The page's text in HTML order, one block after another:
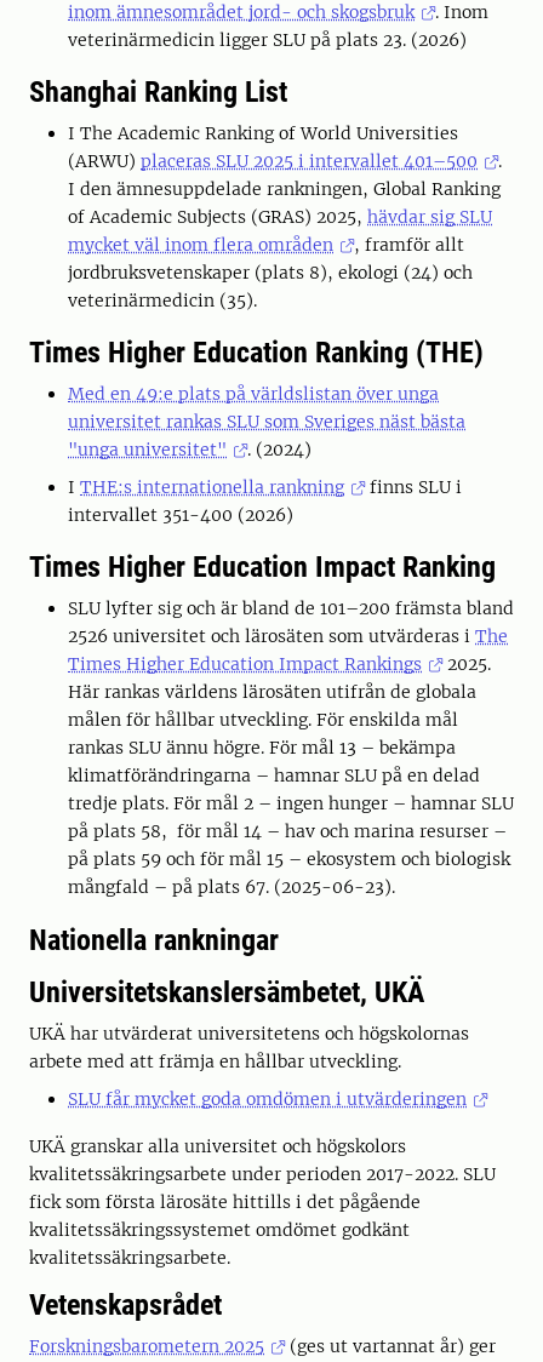
inom ämnesområdet jord- och skogsbruk
. Inom
veterinärmedicin ligger SLU på plats 23. (2026)
Shanghai Ranking List
I The Academic Ranking of World Universities
(ARWU) placeras SLU 2025 i intervallet 401–500
.
I den ämnesuppdelade rankningen, Global Ranking
of Academic Subjects (GRAS) 2025, hävdar sig SLU
mycket väl inom flera områden
, framför allt
jordbruksvetenskaper (plats 8), ekologi (24) och
veterinärmedicin (35).
Times Higher Education Ranking (THE)
Med en 49:e plats på världslistan över unga
universitet rankas SLU som Sveriges näst bästa
"unga universitet"
. (2024)
I THE:s internationella rankning
finns SLU i
intervallet 351-400 (2026)
Times Higher Education Impact Ranking
SLU lyfter sig och är bland de 101–200 främsta bland
2526 universitet och lärosäten som utvärderas i The
Times Higher Education Impact Rankings
2025.
Här rankas världens lärosäten utifrån de globala
målen för hållbar utveckling. För enskilda mål
rankas SLU ännu högre. För mål 13 – bekämpa
klimatförändringarna – hamnar SLU på en delad
tredje plats. För mål 2 – ingen hunger – hamnar SLU
på plats 58, för mål 14 – hav och marina resurser –
på plats 59 och för mål 15 – ekosystem och biologisk
mångfald – på plats 67. (2025-06-23).
Nationella rankningar
Universitetskanslersämbetet, UKÄ
UKÄ har utvärderat universitetens och högskolornas
arbete med att främja en hållbar utveckling.
SLU får mycket goda omdömen i utvärderingen
UKÄ granskar alla universitet och högskolors
kvalitetssäkringsarbete under perioden 2017-2022. SLU
fick som första lärosäte hittills i det pågående
kvalitetssäkringssystemet omdömet godkänt
kvalitetssäkringsarbete.
Vetenskapsrådet
Forskningsbarometern 2025 (ges ut vartannat år) ger